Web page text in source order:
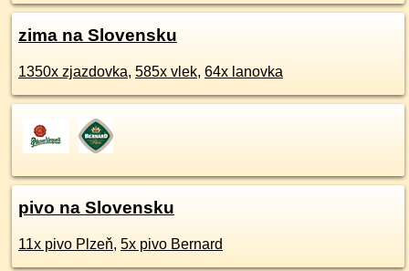
zima na Slovensku
1350x zjazdovka, 585x vlek, 64x lanovka
pivo na Slovensku
11x pivo Plzeň, 5x pivo Bernard